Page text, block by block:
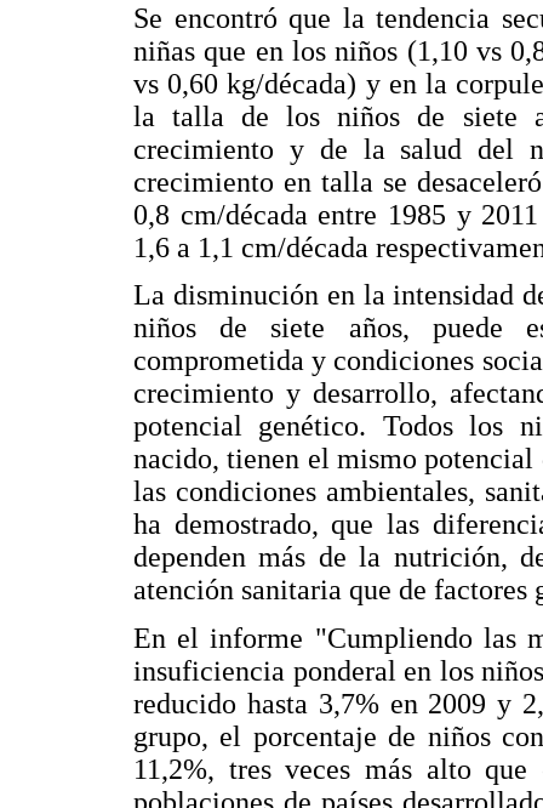
Se encontró que la tendencia
niñas que en los niños (1,10 vs
vs 0,60 kg/década) y en la
la talla de los niños de siete
crecimiento y de la salud del
crecimiento en talla se
0,8 cm/década entre 1985 y
1,6 a 1,1 cm/década
La disminución en la intensidad
niños de siete años, puede
comprometida y condiciones
crecimiento y desarrollo,
potencial genético. Todos los
nacido, tienen el mismo
las condiciones ambientales,
ha demostrado, que las
dependen más de la nutrición,
atención sanitaria que de factores
En el informe "Cumpliendo las
insuficiencia ponderal en los
reducido hasta 3,7% en 2009 y
grupo, el porcentaje de niños
11,2%, tres veces más alto